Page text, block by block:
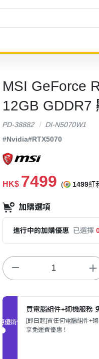
MSI GeForce
12GB GDDR7
PD-38882
DI-N5070W1
#Nvidia#RTX5070
HK$ 7499 ( 1499紅
加購選項
進行中的加購優惠 已選擇
促銷優惠
買電腦組件+砌機服務
[即日起]買任何電腦組件+
享免運費優惠！